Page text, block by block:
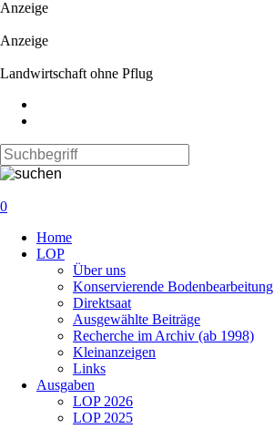
Anzeige
Anzeige
Landwirtschaft ohne Pflug
0
überspringen
Home
LOP
Über uns
Konservierende Bodenbearbeitung
Direktsaat
Ausgewählte Beiträge
Recherche im Archiv (ab 1998)
Kleinanzeigen
Links
Ausgaben
LOP 2026
LOP 2025